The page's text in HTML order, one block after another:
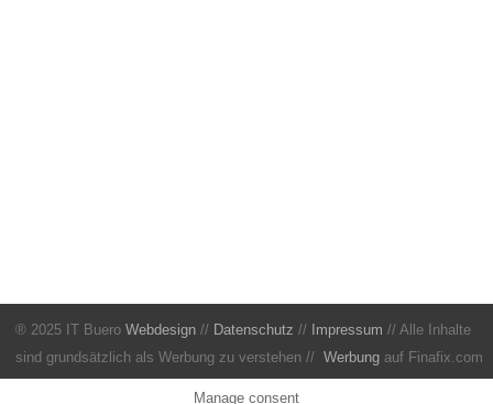
® 2025 IT Buero Webdesign // Datenschutz // Impressum // Alle Inhalte
sind grundsätzlich als Werbung zu verstehen // Werbung auf Finafix.com
Manage consent